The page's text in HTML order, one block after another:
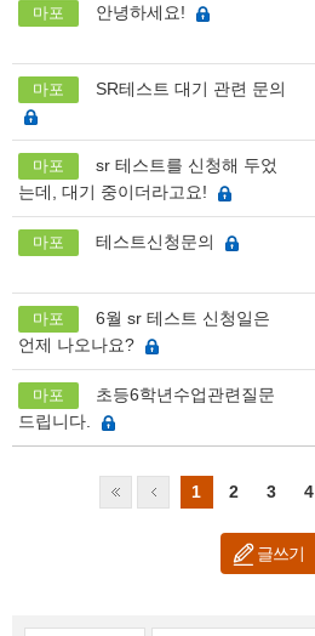
마포 안녕하세요!
마포 SR테스트 대기 관련 문의
마포
는데, 대기 중이더라고요!
마포 테스트신청문의
마포
언제 나오나요?
마포
드립니다.
1 2 3 4
글쓰기